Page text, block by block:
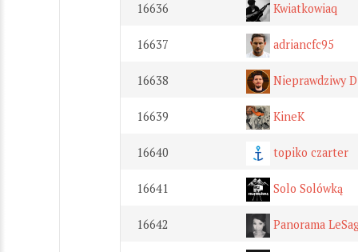
16636 Kwiatkowiaq
16637 adriancfc95
16638 Nieprawdziwy
16639 KineK
16640 topiko czarter
16641 Solo Solówką
16642 Panorama